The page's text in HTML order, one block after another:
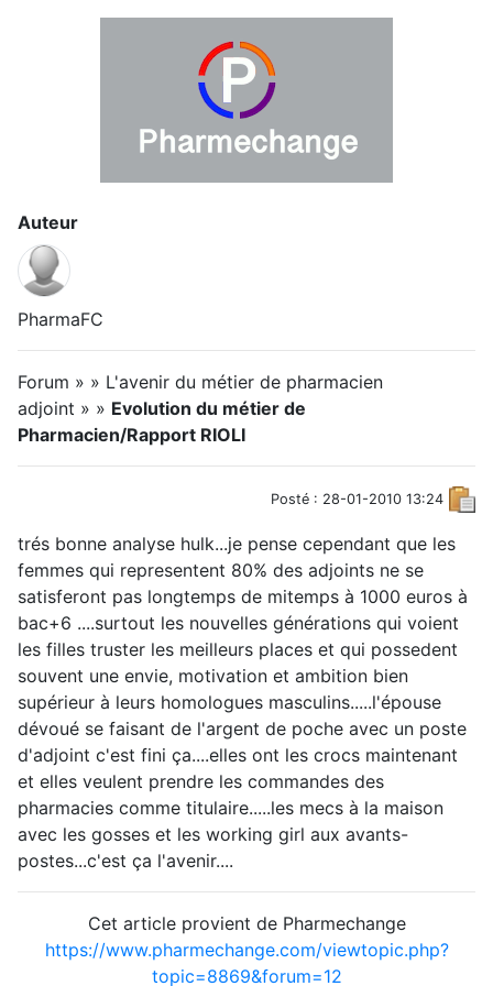
Auteur
PharmaFC
Forum » » L'avenir du métier de pharmacien
adjoint » » Evolution du métier de
Pharmacien/Rapport RIOLI
Posté : 28-01-2010 13:24
trés bonne analyse hulk...je pense cependant que les
femmes qui representent 80% des adjoints ne se
satisferont pas longtemps de mitemps à 1000 euros à
bac+6 ....surtout les nouvelles générations qui voient
les filles truster les meilleurs places et qui possedent
souvent une envie, motivation et ambition bien
supérieur à leurs homologues masculins.....l'épouse
dévoué se faisant de l'argent de poche avec un poste
d'adjoint c'est fini ça....elles ont les crocs maintenant
et elles veulent prendre les commandes des
pharmacies comme titulaire.....les mecs à la maison
avec les gosses et les working girl aux avants-
postes...c'est ça l'avenir....
Cet article provient de Pharmechange
https://www.pharmechange.com/viewtopic.php?
topic=8869&forum=12